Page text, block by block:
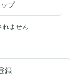
プ
れません
録